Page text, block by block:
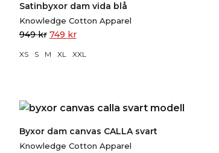
Satinbyxor dam vida blå
Knowledge Cotton Apparel
949kr 749 kr
XS S M XL XXL
Byxor dam canvas CALLA svart
Knowledge Cotton Apparel